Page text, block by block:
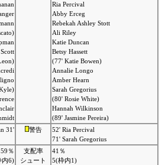
Ria Percival
Abby Erceg
Rebekah Ashley Stott
Ali Riley
Katie Duncan
Betsy Hassett
(77' Katie Bowen)
Annalie Longo
Amber Hearn
Sarah Gregorius
(80' Rosie White)
Hannah Wilkinson
(89' Jasmine Pereira)
31'
警告
52' Ria Percival
71' Sarah Gregorius
59％
内6)
支配率
シュート
41％
5(枠内1)